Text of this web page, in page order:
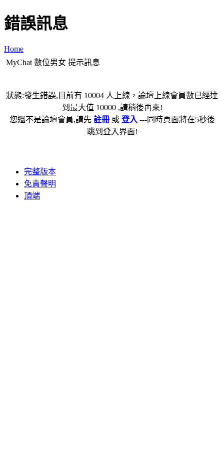
錯誤訊息
Home
MyChat 數位男女 提示訊息
狀態:發生錯誤,目前有 10004 人上線，論壇上線會員數已經達
到最大值 10000 ,請稍後再來!
您還不是論壇會員,請先 註冊或 登入 ---同時頁面將在5秒後
跳到登入界面!
完整版本
免責聲明
頂端